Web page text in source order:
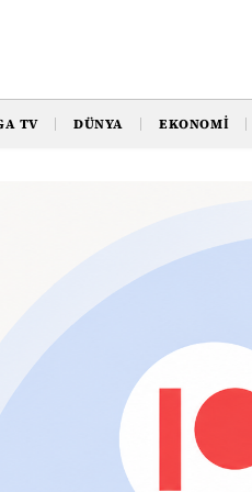
TV DÜNYA EKONOMI